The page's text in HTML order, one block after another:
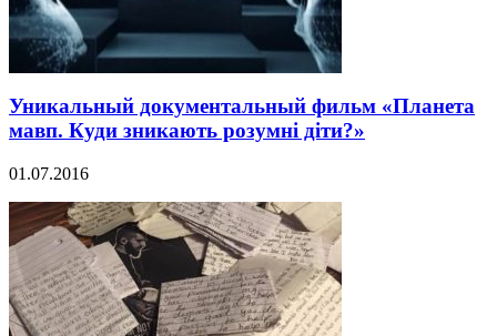
Уникальный документальный фильм «Планета
мавп. Куди зникають розумні діти?»
01.07.2016